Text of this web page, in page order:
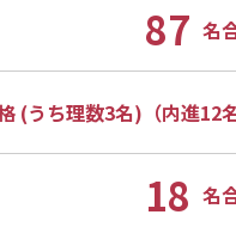
87 名
(うち理数3名)（内進12
18 名